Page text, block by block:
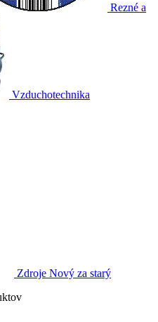
Rezné a
Vzduchotechnika
Zdroje Nový za starý